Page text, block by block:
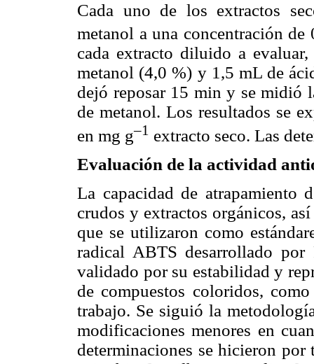
Cada uno de los extractos
metanol a una concentración de
cada extracto diluido a
metanol (4,0 %) y 1,5 mL de
dejó reposar 15 min y se midió
de metanol. Los resultados se
en mg g–1 extracto seco. Las
Evaluación de la actividad
La capacidad de atrapamiento
crudos y extractos orgánicos,
que se utilizaron como
radical ABTS desarrollado
validado por su estabilidad y
de compuestos coloridos,
trabajo. Se siguió la
modificaciones menores en
determinaciones se hicieron